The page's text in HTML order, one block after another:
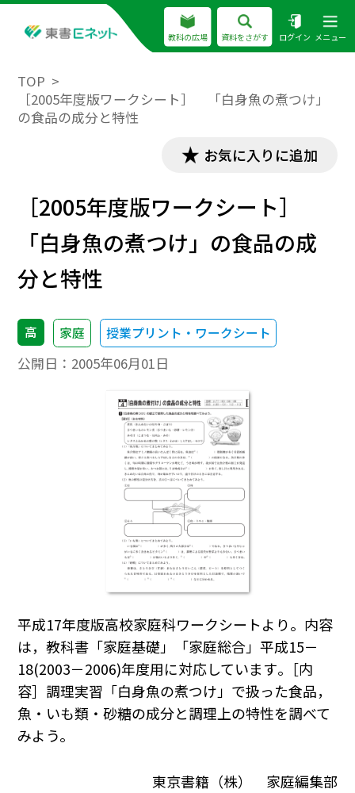
教科の広場 資料をさがす ログイン メニュー
TOP
［2005年度版ワークシート］ 「白身魚の煮つけ」
の食品の成分と特性
お気に入りに追加
［2005年度版ワークシート］
「白身魚の煮つけ」の食品の成
分と特性
高 家庭 授業プリント・ワークシート
公開日： 2005年06月01日
平成17年度版高校家庭科ワークシートより。内容
は，教科書「家庭基礎」「家庭総合」平成15－
18(2003－2006)年度用に対応しています｡［内
容］調理実習「白身魚の煮つけ」で扱った食品，
魚・いも類・砂糖の成分と調理上の特性を調べて
みよう。
東京書籍（株） 家庭編集部